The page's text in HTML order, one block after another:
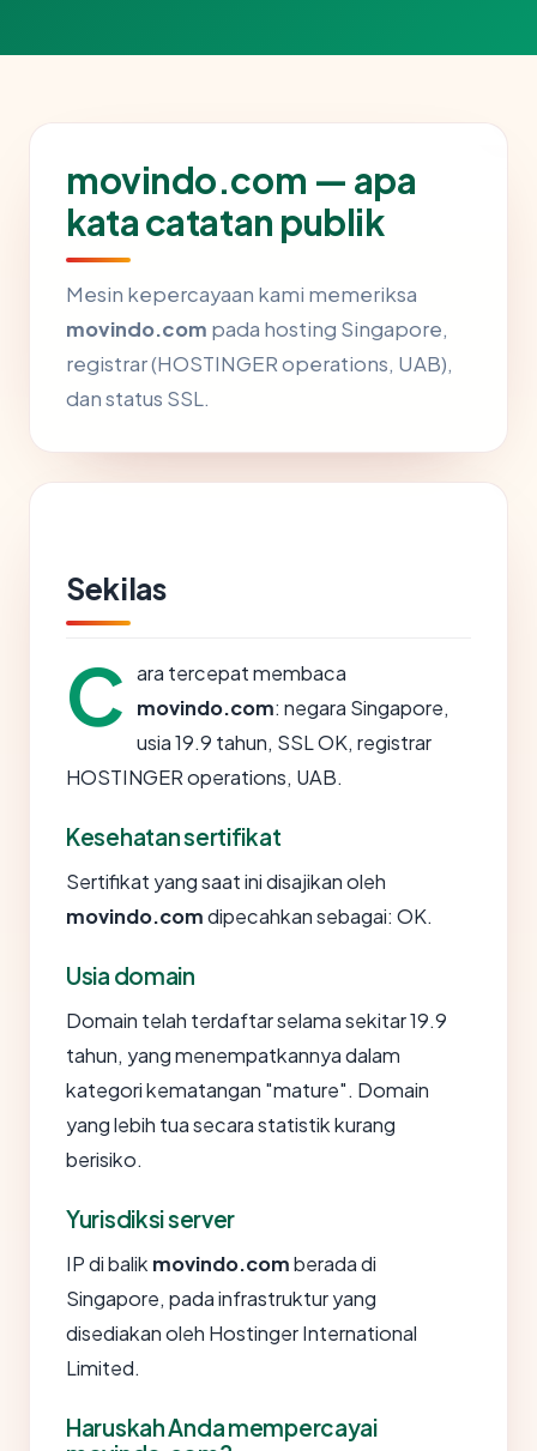
movindo.com — apa
kata catatan publik
Mesin kepercayaan kami memeriksa
movindo.com pada hosting Singapore,
registrar (HOSTINGER operations, UAB),
dan status SSL.
Sekilas
C ara tercepat membaca
movindo.com: negara Singapore,
usia 19.9 tahun, SSL OK, registrar
HOSTINGER operations, UAB.
Kesehatan sertifikat
Sertifikat yang saat ini disajikan oleh
movindo.comdipecahkan sebagai: OK.
Usia domain
Domain telah terdaftar selama sekitar 19.9
tahun, yang menempatkannya dalam
kategori kematangan "mature". Domain
yang lebih tua secara statistik kurang
berisiko.
Yurisdiksi server
IP di balik movindo.comberada di
Singapore, pada infrastruktur yang
disediakan oleh Hostinger International
Limited.
Haruskah Anda mempercayai